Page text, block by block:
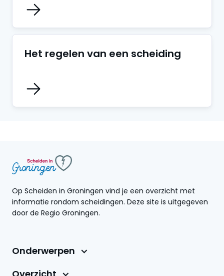
Het regelen van een scheiding
Op Scheiden in Groningen vind je een overzicht met
informatie rondom scheidingen. Deze site is uitgegeven
door de Regio Groningen.
Onderwerpen